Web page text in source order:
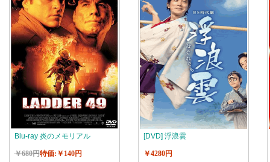
Blu-ray 炎のメモリアル
￥680円特価:￥140円
[DVD] 浮浪雲
￥4280円